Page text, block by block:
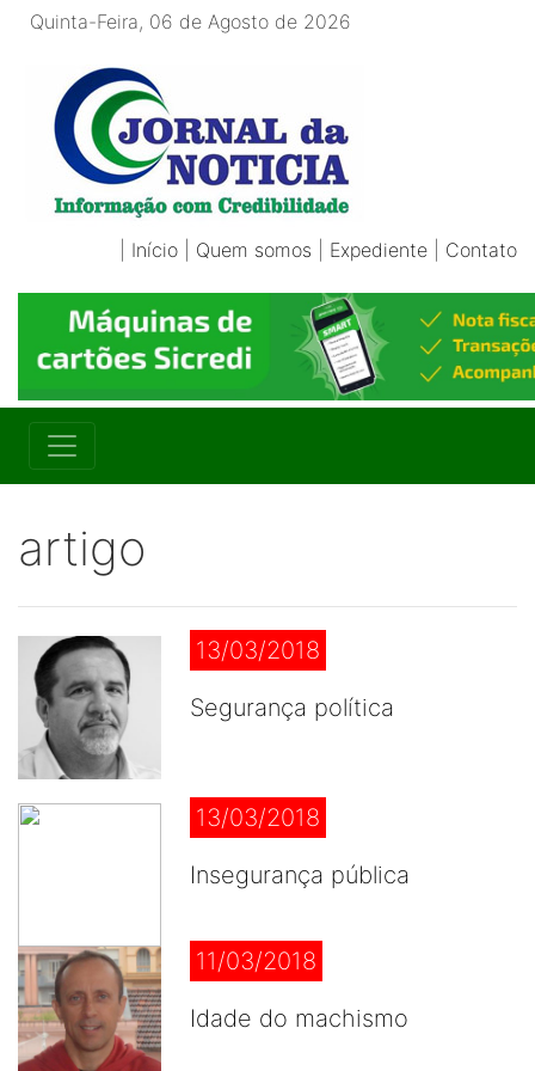
Quinta-Feira, 06 de Agosto de 2026
Início Quem somos Expediente Contato
artigo
13/03/2018
Segurança política
13/03/2018
Insegurança pública
11/03/2018
Idade do machismo